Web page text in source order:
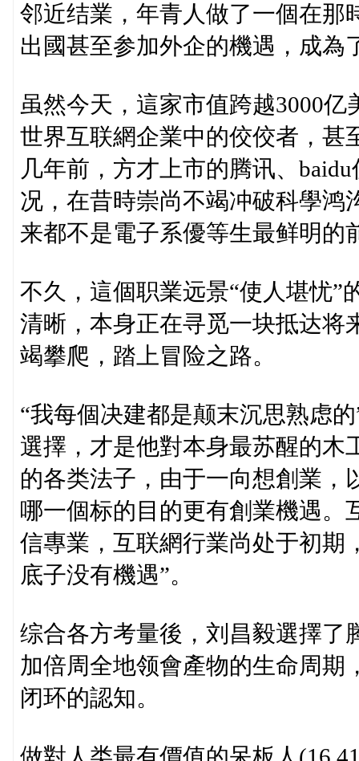
邻近结業，年青人做了一個在那
出國甚至参加外企的機遇，成為
虽然今天，這家市值跨越3000
世界互联網企業中的佼佼者，甚
几年前，方才上市的腾讯、
况，在昔時崇尚不竭冲破科學鸿
来都不是電子系優等生最鲜明的
不久，這個职業远景“使人堪忧”
清晰，本身正在寻觅一块抵达将
竭攀爬，踏上冒险之路。
“我每個决建都是颠末沉思熟虑
選擇，才是他對本身最苏醒的木
的各类法子，由于一向想創業，
哪一個标的目的更有創業機遇。
信專業，互联網行業尚处于初期
底子没有機遇”。
综合各方考量後，刘昌毅選擇了
加倍周全地领會產物的生命周期
闭环的認知。